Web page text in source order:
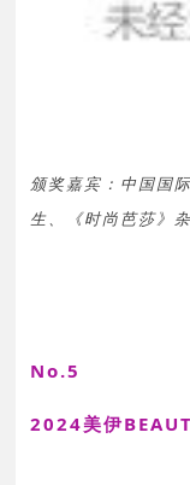
颁奖嘉宾：中国国
生、《时尚芭莎》
No.5
2024美伊